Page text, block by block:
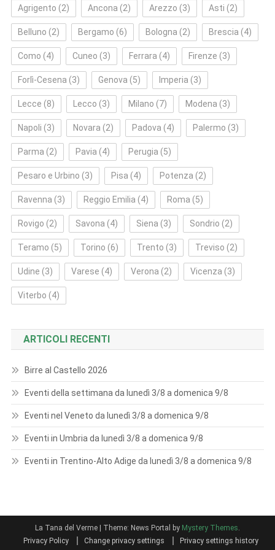
Agrigento (2) Ancona (2) Arezzo (3) Asti (2)
Belluno (2) Bergamo (6) Bologna (2) Brescia (4)
Como (4) Cuneo (3) Ferrara (4) Firenze (3)
Forlì‑Cesena (3) Genova (5) Imperia (3)
Lecce (8) Lecco (3) Milano (7) Modena (3)
Napoli (3) Novara (2) Padova (4) Palermo (3)
Parma (2) Pavia (4) Perugia (5)
Pesaro e Urbino (3) Pisa (4) Potenza (2)
Ravenna (3) Reggio Emilia (4) Roma (5)
Rovigo (2) Savona (4) Siena (3) Sondrio (2)
Teramo (5) Torino (6) Trento (3) Treviso (2)
Udine (3) Varese (4) Verona (2) Vicenza (3)
Viterbo (4)
ARTICOLI RECENTI
Birre al Castello 2026
Eventi della settimana da lunedì 3/8 a domenica 9/8
Eventi nel Veneto da lunedì 3/8 a domenica 9/8
Eventi in Umbria da lunedì 3/8 a domenica 9/8
Eventi in Trentino-Alto Adige da lunedì 3/8 a domenica 9/8
La Tana del Verme Theme: News Portal by Mystery Themes.
Privacy Policy
Change privacy settings
Privacy settings history